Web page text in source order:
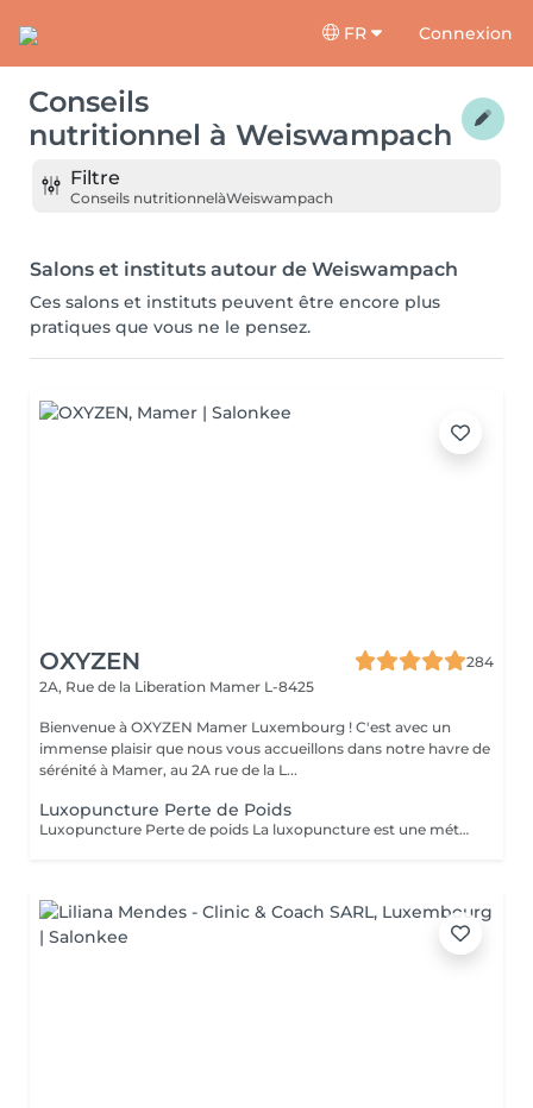
FR Connexion
Conseils
nutritionnel à Weiswampach
Filtre
Conseils nutritionnelàWeiswampach
Salons et instituts autour de Weiswampach
Ces salons et instituts peuvent être encore plus
pratiques que vous ne le pensez.
OXYZEN
284
2A, Rue de la Liberation Mamer L-8425
Bienvenue à OXYZEN Mamer Luxembourg ! C'est avec un
immense plaisir que nous vous accueillons dans notre havre de
sérénité à Mamer, au 2A rue de la L...
Luxopuncture Perte de Poids
Luxopuncture Perte de poids La luxopuncture est une méthode douce et non invasive qui aide à réguler l'appétit, réduire les fringales et rééquilibrer le métabolisme. Idéale pour accompagner une perte de poids progressive, elle agit également sur le stress et les compulsions alimentaires. Chaque séance est adaptée à vos besoins afin de vous accompagner en douceur vers un meilleur équilibre et des résultats durables. Un accompagnement naturel pour retrouver légèreté, équilibre et bien-être au quotidien.